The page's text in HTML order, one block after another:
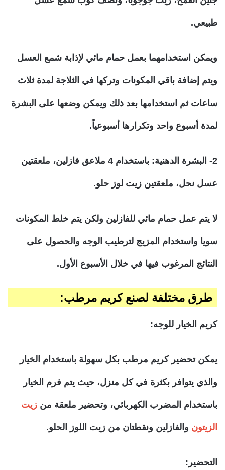
طبيعي.
ويمكن استخدامهما بعمل حمام مائي لإذابة شمع العسل
ويتم إضافة باقي المكونات وتركها في الثلاجة لمدة ثلاث
ساعات ثم استخدامها بعد ذلك ويمكن وضعها على البشرة
لمدة أسبوع واحد وتكرارها أسبوعياً.
2- البشرة الدهنية: باستخدام 4 ملاعق فازلين، ملعقتين
عسل نحل، ملعقتين زيت لوز حلو.
لا يتم عمل حمام مائي للفازلين ولكن يتم خلط المكونات
سويا واستخدام المزيج لترطيب الوجه والحصول على
النتائج المرغوب فيها في خلال الأسبوع الأول.
طرق مختلفة لصنع كريم مرطب:
كريم الخيار للوجه:
يمكن تحضير كريم مرطب بكل سهولة باستخدام الخيار
والذي يتوافر بكثرة في كل منزل، حيث يتم فرم الخيار
باستخدام المضرب الكهربائي، وتحضير ملعقة من زيت
الزيتون والفازلين ونقطتان من زيت اللوز الحلو.
التحضير: